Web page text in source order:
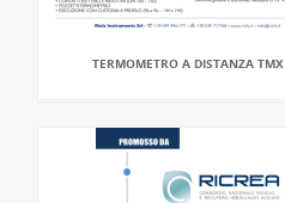
TERMOMETRO A DISTANZA TMX